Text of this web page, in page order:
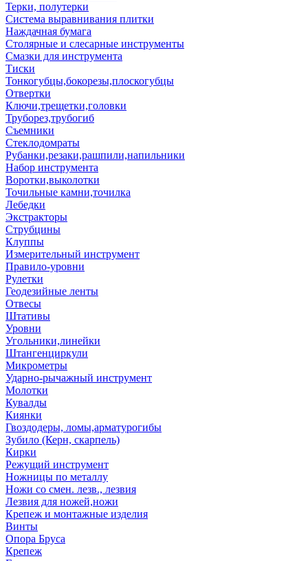
Терки, полутерки
Система выравнивания плитки
Наждачная бумага
Столярные и слесарные инструменты
Смазки для инструмента
Тиски
Тонкогубцы,бокорезы,плоскогубцы
Отвертки
Ключи,трещетки,головки
Труборез,трубогиб
Съемники
Стеклодомраты
Рубанки,резаки,рашпили,напильники
Набор инструмента
Воротки,выколотки
Точильные камни,точилка
Лебедки
Экстракторы
Струбцины
Клуппы
Измерительный инструмент
Правило-уровни
Рулетки
Геодезийные ленты
Отвесы
Штативы
Уровни
Угольники,линейки
Штангенциркули
Микрометры
Ударно-рычажный инструмент
Молотки
Кувалды
Киянки
Гвоздодеры, ломы,арматурогибы
Зубило (Керн, скарпель)
Кирки
Режущий инструмент
Ножницы по металлу
Ножи со смен. лезв., лезвия
Лезвия для ножей,ножи
Крепеж и монтажные изделия
Винты
Опора Бруса
Крепеж